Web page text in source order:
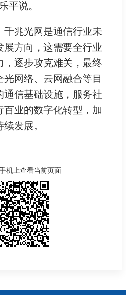
平说。
兆光网是通信行业未
展方向，这需要全行业
，逐步攻克难关，最终
网络、云网融合等目
通信基础设施，服务社
百业的数字化转型，加
发展。
机上查看当前页面